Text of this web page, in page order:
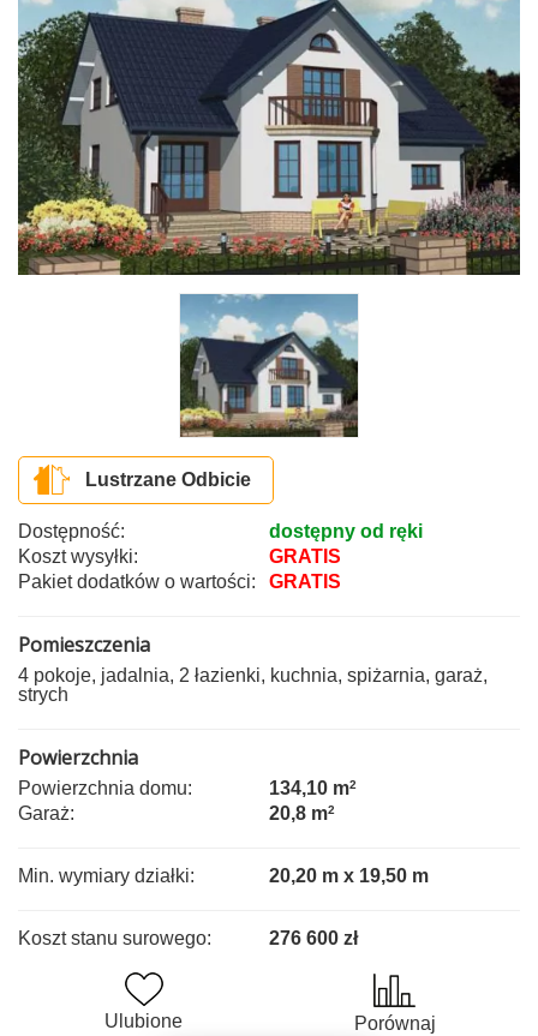
Lustrzane Odbicie
Dostępność:
dostępny od ręki
Koszt wysyłki:
GRATIS
Pakiet dodatków o wartości:
GRATIS
Pomieszczenia
4 pokoje, jadalnia, 2 łazienki, kuchnia, spiżarnia, garaż,
strych
Powierzchnia
Powierzchnia domu: 134,10 m2
Garaż: 20,8 m2
Min. wymiary działki: 20,20 m x 19,50 m
Koszt stanu surowego: 276 600 zł
Ulubione Porównaj